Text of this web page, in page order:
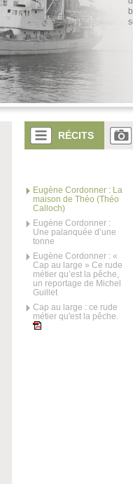
RÉCITS
Eugène Cordonner : La
maison de Théo (Théo
Calloch)
Eugène Cordonner :
Une palanquée d’une
tonne
Eugène Cordonner : «
Cap au large » Ce rude
métier qu’est la pêche,
un reportage de Michel
Guillet
Cap au large : ce rude
métier qu'est la pêche.